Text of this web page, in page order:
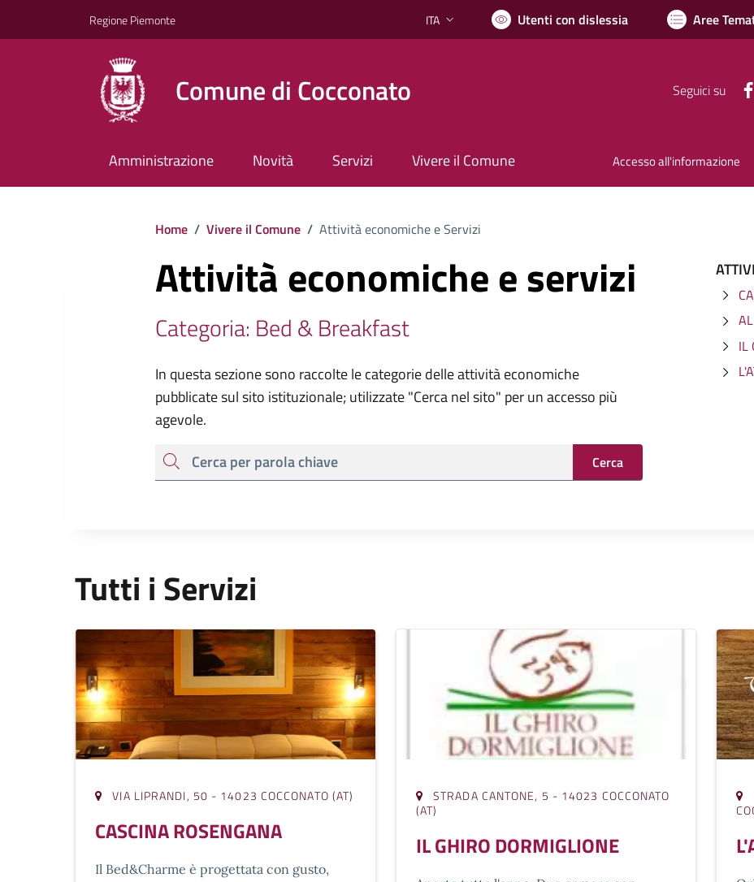
Regione Piemonte Lingua attiva:
ITA Utenti con dislessia Aree
Comune di Cocconato Seguici su
Amministrazione Novità Servizi Vivere il Comune Accesso all'informazione
Home / Vivere il Comune / Attività economiche e Servizi
Attività economiche e servizi
Categoria: Bed & Breakfast
In questa sezione sono raccolte le categorie delle attività economiche
pubblicate sul sito istituzionale; utilizzate "Cerca nel sito" per un accesso più
agevole.
cerca Cerca
IL
Tutti i Servizi
VIA LIPRANDI, 50 - 14023 COCCONATO (AT)
CASCINA ROSENGANA
Il Bed&Charme è progettata con gusto,
STRADA CANTONE, 5 - 14023 COCCONATO
(AT)
IL GHIRO DORMIGLIONE